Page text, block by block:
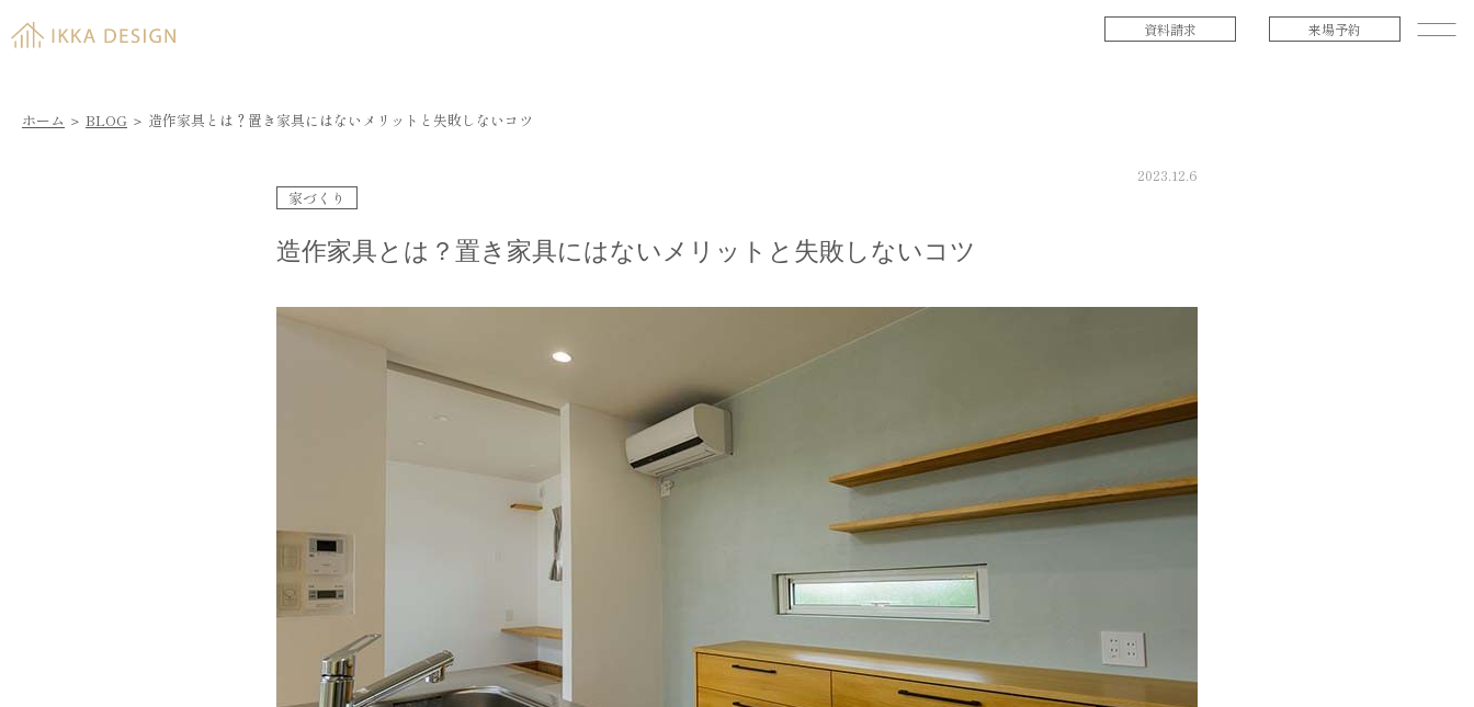
資料請求 来場予約
ホーム ＞ BLOG ＞ 造作家具とは？置き家具にはないメリットと失敗しないコツ
2023.12.6
家づくり
造作家具とは？置き家具にはないメリットと失敗しないコツ